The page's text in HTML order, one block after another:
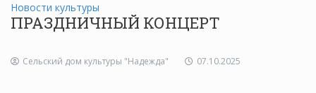
Новости культуры
ПРАЗДНИЧНЫЙ КОНЦЕРТ
Сельский дом культуры "Надежда" 07.10.2025